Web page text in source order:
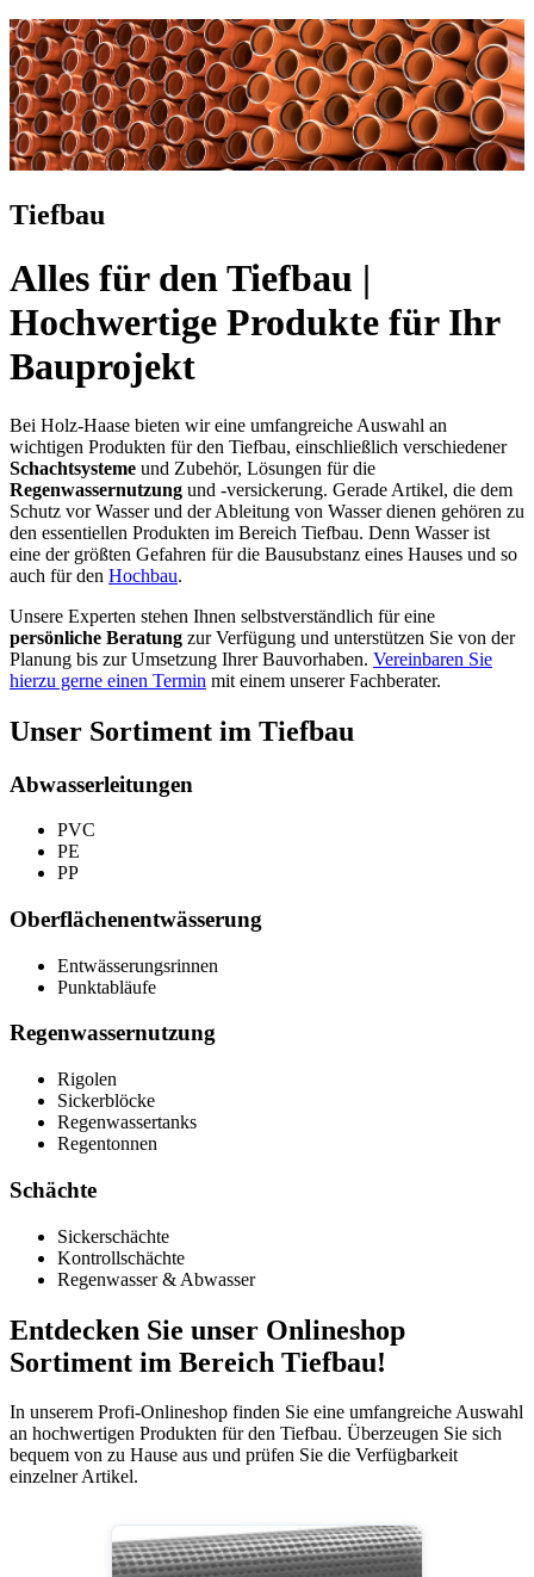
Tiefbau
Alles für den Tiefbau |
Hochwertige Produkte für Ihr
Bauprojekt
Bei Holz-Haase bieten wir eine umfangreiche Auswahl an
wichtigen Produkten für den Tiefbau, einschließlich verschiedener
Schachtsysteme und Zubehör, Lösungen für die
Regenwassernutzung und -versickerung. Gerade Artikel, die dem
Schutz vor Wasser und der Ableitung von Wasser dienen gehören zu
den essentiellen Produkten im Bereich Tiefbau. Denn Wasser ist
eine der größten Gefahren für die Bausubstanz eines Hauses und so
auch für den Hochbau.
Unsere Experten stehen Ihnen selbstverständlich für eine
persönliche Beratung zur Verfügung und unterstützen Sie von der
Planung bis zur Umsetzung Ihrer Bauvorhaben. Vereinbaren Sie
hierzu gerne einen Termin mit einem unserer Fachberater.
Unser Sortiment im Tiefbau
Abwasserleitungen
PVC
PE
PP
Oberflächen­entwässerung
Entwässerungs­rinnen
Punkt­abläufe
Regenwasser­nutzung
Rigolen
Sicker­blöcke
Regenwasser­tanks
Regen­tonnen
Schächte
Sickerschächte
Kontrollschächte
Regenwasser & Abwasser
Entdecken Sie unser Onlineshop
Sortiment im Bereich Tiefbau!
In unserem Profi-Onlineshop finden Sie eine umfangreiche Auswahl
an hochwertigen Produkten für den Tiefbau. Überzeugen Sie sich
bequem von zu Hause aus und prüfen Sie die Verfügbarkeit
einzelner Artikel.